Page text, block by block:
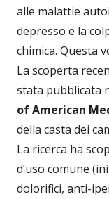
alle malattie
depresso e la
chimica. Questa
La scoperta
stata pubblicata
of American
della casta dei
La ricerca ha
d’uso comune
dolorifici, anti-